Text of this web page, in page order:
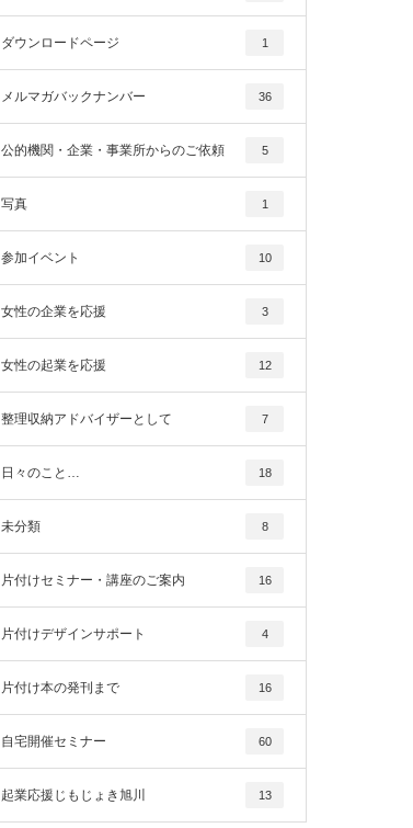
ダウンロードページ 1
メルマガバックナンバー 36
公的機関・企業・事業所からのご依頼 5
写真 1
参加イベント 10
女性の企業を応援 3
女性の起業を応援 12
整理収納アドバイザーとして 7
日々のこと… 18
未分類 8
片付けセミナー・講座のご案内 16
片付けデザインサポート 4
片付け本の発刊まで 16
自宅開催セミナー 60
起業応援じもじょき旭川 13